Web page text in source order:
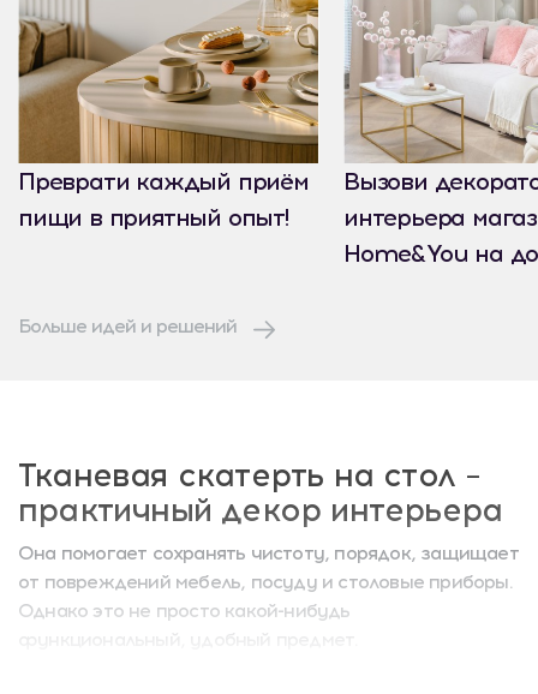
Преврати каждый приём
пищи в приятный опыт!
Вызови
интерьера
Home&You на
Больше идей и решений
Тканевая скатерть на стол –
практичный декор интерьера
Она помогает сохранять чистоту, порядок, защищает
от повреждений мебель, посуду и столовые приборы.
Однако это не просто какой-нибудь
функциональный, удобный предмет.